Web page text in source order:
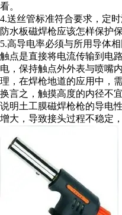
看。
4.送丝管标准符合要求，定时
防水板磁焊枪应该怎样保护
5.高导电率必须与所用导体相
触点是直接将电流传输到电
电，保持触点外外表与喷嘴
理，在焊枪地道的应用中，
换言之，触摸高度的内径不
说明土工膜磁焊枪枪的导电
增大，导致接头过程不稳定